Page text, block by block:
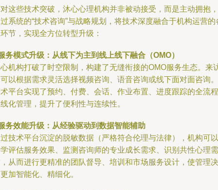
这些技术突破，沐心心理机构并非被动接受，而是主动拥抱，
系统的“技术咨询”与战略规划，将技术深度融合于机构运营的
节，实现全方位转型升级：
务模式升级：从线下为主到线上线下融合（OMO）
机构打破了时空限制，构建了无缝衔接的OMO服务生态。来
以根据需求灵活选择视频咨询、语音咨询或线下面对面咨询。
平台实现了预约、付费、会话、作业布置、进度跟踪的全流程
化管理，提升了便利性与连续性。
务效能升级：从经验驱动到数据智能辅助
技术平台沉淀的脱敏数据（严格符合伦理与法律），机构可以
评估服务效果、监测咨询师的专业成长需求、识别共性心理需
从而进行更精准的团队督导、培训和市场服务设计，使管理决
加智能化、精细化。